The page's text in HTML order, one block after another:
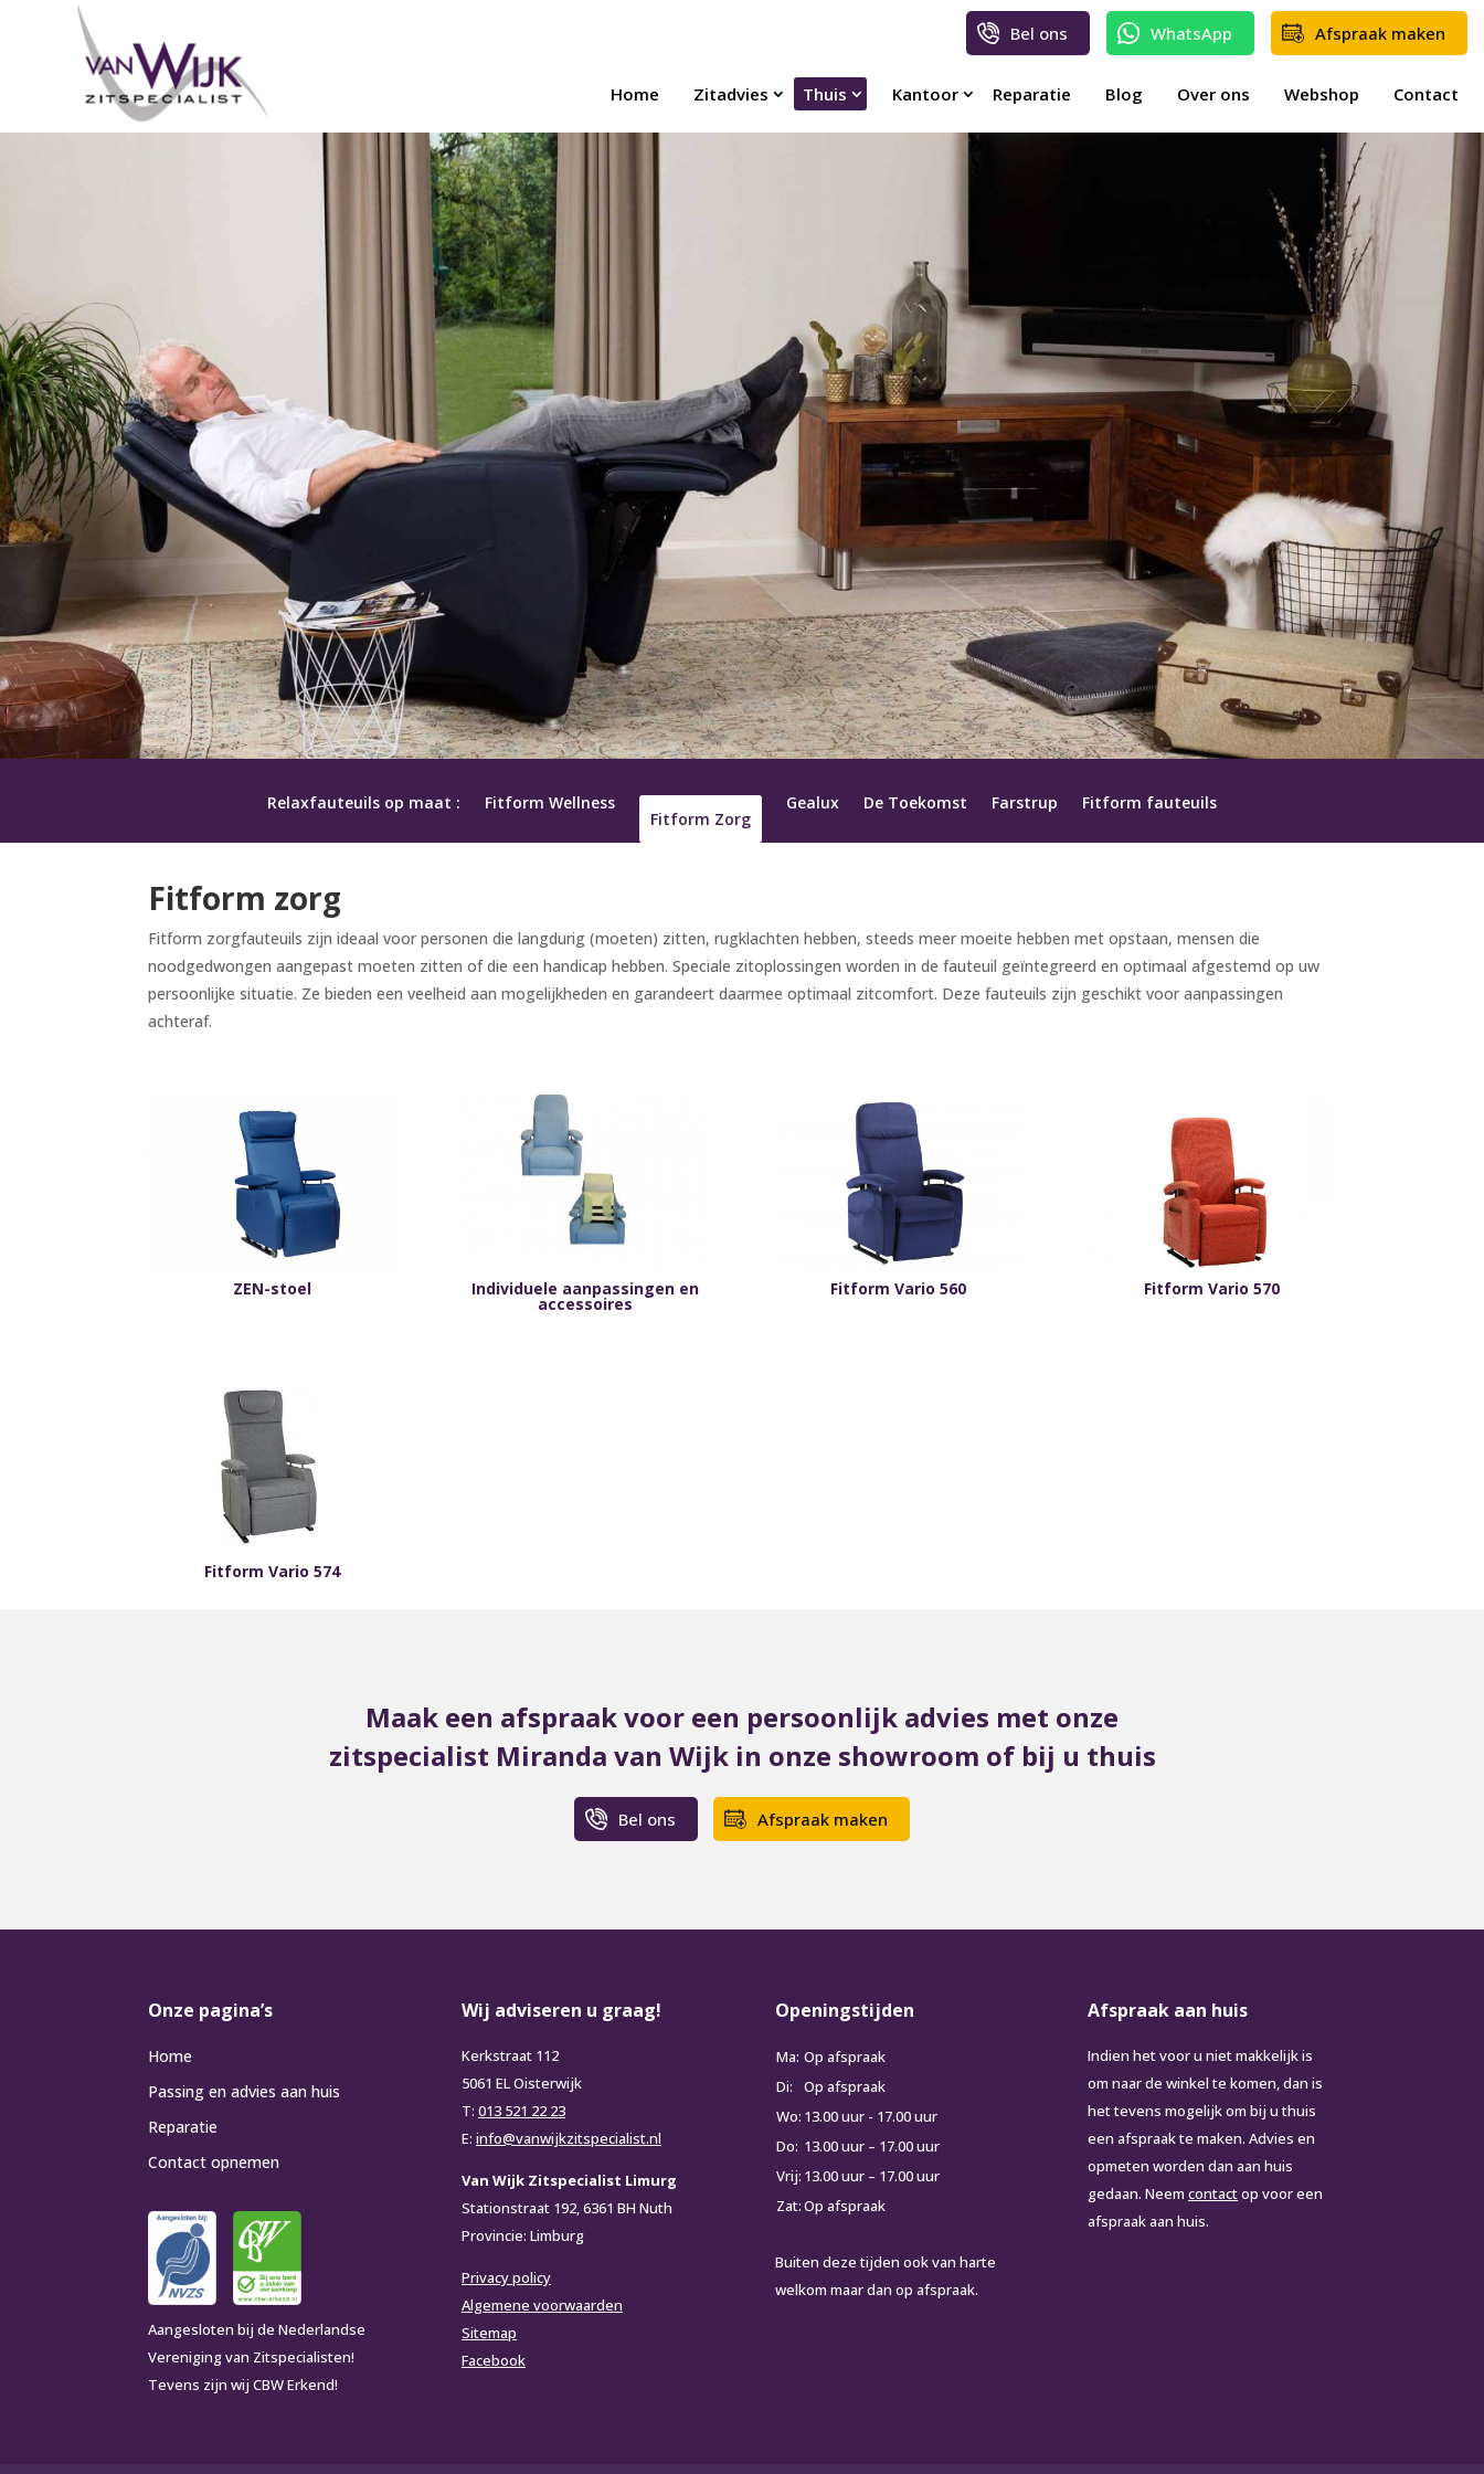
Bel ons WhatsApp Afspraak maken
Home Zitadvies Thuis Kantoor Reparatie Blog Over ons Webshop Contact
Relaxfauteuils op maat : Fitform Wellness
Fitform Zorg
Gealux De Toekomst Farstrup Fitform fauteuils
Fitform zorg
Fitform zorgfauteuils zijn ideaal voor personen die langdurig (moeten) zitten, rugklachten hebben, steeds meer moeite hebben met opstaan, mensen die
noodgedwongen aangepast moeten zitten of die een handicap hebben. Speciale zitoplossingen worden in de fauteuil geïntegreerd en optimaal afgestemd op uw
persoonlijke situatie. Ze bieden een veelheid aan mogelijkheden en garandeert daarmee optimaal zitcomfort. Deze fauteuils zijn geschikt voor aanpassingen
achteraf.
ZEN-stoel Individuele aanpassingen en
accessoires
Fitform Vario 560 Fitform Vario 570
Fitform Vario 574
Maak een afspraak voor een persoonlijk advies met onze
zitspecialist Miranda van Wijk in onze showroom of bij u thuis
Bel ons Afspraak maken
Onze pagina’s
Home
Passing en advies aan huis
Reparatie
Contact opnemen
Aangesloten bij de Nederlandse
Vereniging van Zitspecialisten!
Tevens zijn wij CBW Erkend!
Wij adviseren u graag!
Kerkstraat 112
5061 EL Oisterwijk
T: 013 521 22 23
E: info@vanwijkzitspecialist.nl
Van Wijk Zitspecialist Limurg
Stationstraat 192, 6361 BH Nuth
Provincie: Limburg
Privacy policy
Algemene voorwaarden
Sitemap
Facebook
Openingstijden
Ma: Op afspraak
Di:
Op afspraak
Wo: 13.00 uur - 17.00 uur
Do: 13.00 uur – 17.00 uur
Vrij: 13.00 uur – 17.00 uur
Zat:Op afspraak
Buiten deze tijden ook van harte
welkom maar dan op afspraak.
Afspraak aan huis
Indien het voor u niet makkelijk is
om naar de winkel te komen, dan is
het tevens mogelijk om bij u thuis
een afspraak te maken. Advies en
opmeten worden dan aan huis
gedaan. Neemcontactop voor een
afspraak aan huis.